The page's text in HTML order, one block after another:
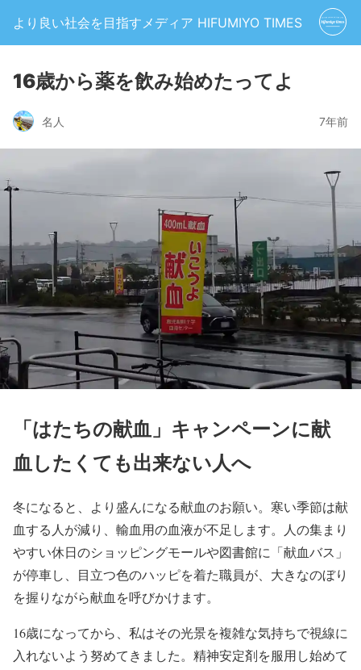
より良い社会を目指すメディア HIFUMIYO TIMES
16歳から薬を飲み始めたってよ
名人 7年前
「はたちの献血」キャンペーンに献
血したくても出来ない人へ
冬になると、より盛んになる献血のお願い。寒い季節は献
血する人が減り、輸血用の血液が不足します。人の集まり
やすい休日のショッピングモールや図書館に「献血バス」
が停車し、目立つ色のハッピを着た職員が、大きなのぼり
を握りながら献血を呼びかけます。
16歳になってから、私はその光景を複雑な気持ちで視線に
入れないよう努めてきました。精神安定剤を服用し始めて